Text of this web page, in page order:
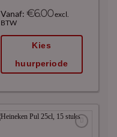
Vanaf: €6.00excl.
BTW
Kies
huurperiode